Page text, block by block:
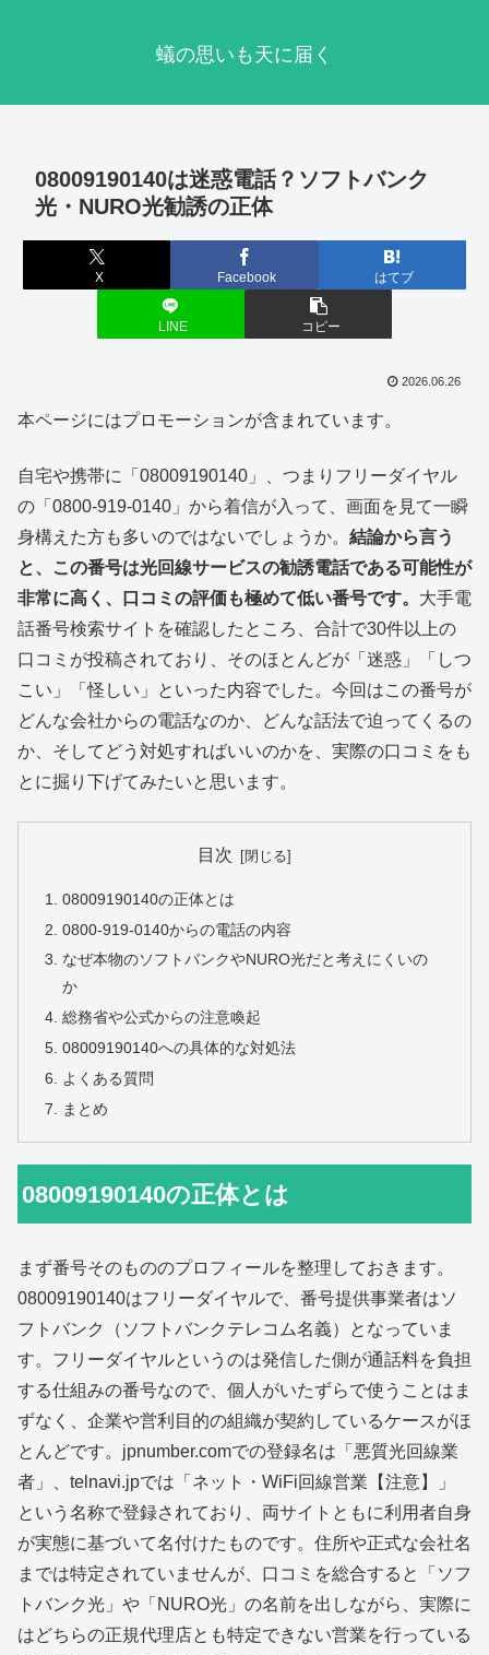
蟻の思いも天に届く
08009190140は迷惑電話？ソフトバンク
光・NURO光勧誘の正体
X Facebook はてブ
LINE コピー
2026.06.26
本ページにはプロモーションが含まれています。
自宅や携帯に「08009190140」、つまりフリーダイヤル
の「0800-919-0140」から着信が入って、画面を見て一瞬
身構えた方も多いのではないでしょうか。 結論から言う
と、この番号は光回線サービスの勧誘電話である可能性が
非常に高く、口コミの評価も極めて低い番号です。 大手電
話番号検索サイトを確認したところ、合計で30件以上の
口コミが投稿されており、そのほとんどが「迷惑」「しつ
こい」「怪しい」といった内容でした。今回はこの番号が
どんな会社からの電話なのか、どんな話法で迫ってくるの
か、そしてどう対処すればいいのかを、実際の口コミをも
とに掘り下げてみたいと思います。
目次
08009190140の正体とは
0800-919-0140からの電話の内容
なぜ本物のソフトバンクやNURO光だと考えにくいの
か
総務省や公式からの注意喚起
08009190140への具体的な対処法
よくある質問
まとめ
08009190140の正体とは
まず番号そのもののプロフィールを整理しておきます。
08009190140はフリーダイヤルで、番号提供事業者はソ
フトバンク（ソフトバンクテレコム名義）となっていま
す。フリーダイヤルというのは発信した側が通話料を負担
する仕組みの番号なので、個人がいたずらで使うことはま
ずなく、企業や営利目的の組織が契約しているケースがほ
とんどです。jpnumber.comでの登録名は「悪質光回線業
者」、telnavi.jpでは「ネット・WiFi回線営業【注意】」
という名称で登録されており、両サイトともに利用者自身
が実態に基づいて名付けたものです。住所や正式な会社名
までは特定されていませんが、口コミを総合すると「ソフ
トバンク光」や「NURO光」の名前を出しながら、実際に
はどちらの正規代理店とも特定できない営業を行っている